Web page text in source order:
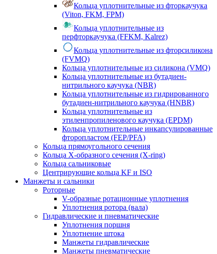
Кольца уплотнительные из фторкаучука
(Viton, FKM, FPM)
Кольца уплотнительные из
перфторкаучука (FFKM, Kalrez)
Кольца уплотнительные из фторсиликона
(FVMQ)
Кольца уплотнительные из силикона (VMQ)
Кольца уплотнительные из бутадиен-
нитрильного каучука (NBR)
Кольца уплотнительные из гидрированного
бутадиен-нитрильного каучука (HNBR)
Кольца уплотнительные из
этиленпропиленового каучука (EPDM)
Кольца уплотнительные инкапсулированные
фторопластом (FEP/PFA)
Кольца прямоугольного сечения
Кольца Х-образного сечения (X-ring)
Кольца сальниковые
Центрирующие кольца KF и ISO
Манжеты и сальники
Роторные
V-образные ротационные уплотнения
Уплотнения ротора (вала)
Гидравлические и пневматические
Уплотнения поршня
Уплотнение штока
Манжеты гидравлические
Манжеты пневматические